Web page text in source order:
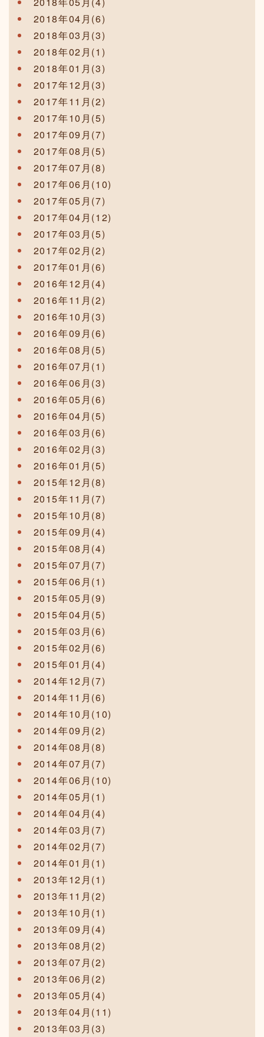
2018年04月(6)
2018年03月(3)
2018年02月(1)
2018年01月(3)
2017年12月(3)
2017年11月(2)
2017年10月(5)
2017年09月(7)
2017年08月(5)
2017年07月(8)
2017年06月(10)
2017年05月(7)
2017年04月(12)
2017年03月(5)
2017年02月(2)
2017年01月(6)
2016年12月(4)
2016年11月(2)
2016年10月(3)
2016年09月(6)
2016年08月(5)
2016年07月(1)
2016年06月(3)
2016年05月(6)
2016年04月(5)
2016年03月(6)
2016年02月(3)
2016年01月(5)
2015年12月(8)
2015年11月(7)
2015年10月(8)
2015年09月(4)
2015年08月(4)
2015年07月(7)
2015年06月(1)
2015年05月(9)
2015年04月(5)
2015年03月(6)
2015年02月(6)
2015年01月(4)
2014年12月(7)
2014年11月(6)
2014年10月(10)
2014年09月(2)
2014年08月(8)
2014年07月(7)
2014年06月(10)
2014年05月(1)
2014年04月(4)
2014年03月(7)
2014年02月(7)
2014年01月(1)
2013年12月(1)
2013年11月(2)
2013年10月(1)
2013年09月(4)
2013年08月(2)
2013年07月(2)
2013年06月(2)
2013年05月(4)
2013年04月(11)
2013年03月(3)